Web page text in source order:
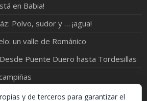
en Babia!
Polvo, sudor y … ¡agua!
un valle de Románico
Puente Duero hasta Tordesillas
y de terceros para garantizar el